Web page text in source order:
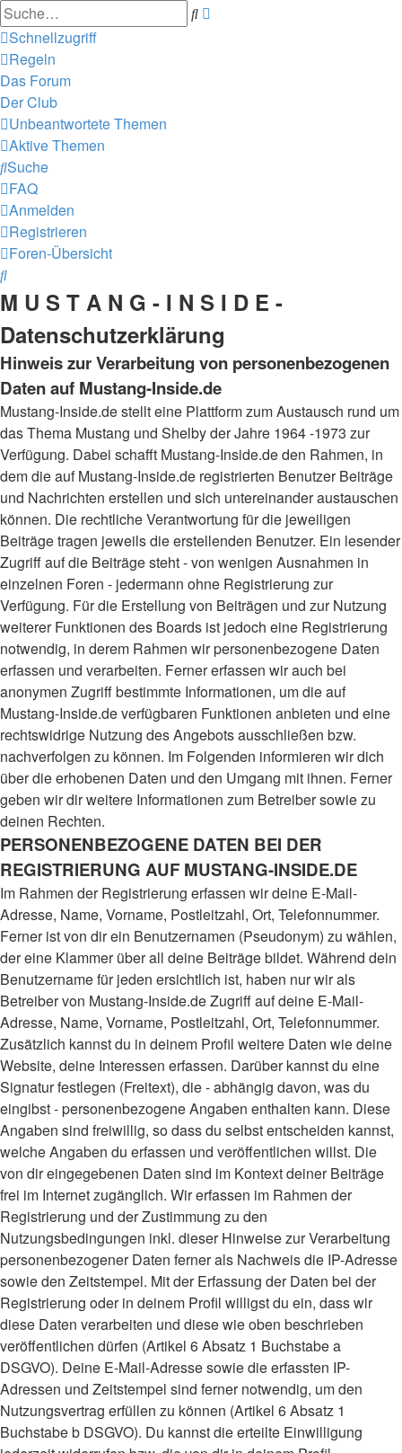
Suche
Schnellzugriff
Regeln
Das Forum
Der Club
Unbeantwortete Themen
Aktive Themen
Suche
FAQ
Anmelden
Registrieren
Foren-Übersicht
Suche
M U S T A N G - I N S I D E -
Datenschutzerklärung
Hinweis zur Verarbeitung von personenbezogenen
Daten auf Mustang-Inside.de
Mustang-Inside.de stellt eine Plattform zum Austausch rund um
das Thema Mustang und Shelby der Jahre 1964 -1973 zur
Verfügung. Dabei schafft Mustang-Inside.de den Rahmen, in
dem die auf Mustang-Inside.de registrierten Benutzer Beiträge
und Nachrichten erstellen und sich untereinander austauschen
können. Die rechtliche Verantwortung für die jeweiligen
Beiträge tragen jeweils die erstellenden Benutzer. Ein lesender
Zugriff auf die Beiträge steht - von wenigen Ausnahmen in
einzelnen Foren - jedermann ohne Registrierung zur
Verfügung. Für die Erstellung von Beiträgen und zur Nutzung
weiterer Funktionen des Boards ist jedoch eine Registrierung
notwendig, in derem Rahmen wir personenbezogene Daten
erfassen und verarbeiten. Ferner erfassen wir auch bei
anonymen Zugriff bestimmte Informationen, um die auf
Mustang-Inside.de verfügbaren Funktionen anbieten und eine
rechtswidrige Nutzung des Angebots ausschließen bzw.
nachverfolgen zu können. Im Folgenden informieren wir dich
über die erhobenen Daten und den Umgang mit ihnen. Ferner
geben wir dir weitere Informationen zum Betreiber sowie zu
deinen Rechten.
PERSONENBEZOGENE DATEN BEI DER
REGISTRIERUNG AUF MUSTANG-INSIDE.DE
Im Rahmen der Registrierung erfassen wir deine E-Mail-
Adresse, Name, Vorname, Postleitzahl, Ort, Telefonnummer.
Ferner ist von dir ein Benutzernamen (Pseudonym) zu wählen,
der eine Klammer über all deine Beiträge bildet. Während dein
Benutzername für jeden ersichtlich ist, haben nur wir als
Betreiber von Mustang-Inside.de Zugriff auf deine E-Mail-
Adresse, Name, Vorname, Postleitzahl, Ort, Telefonnummer.
Zusätzlich kannst du in deinem Profil weitere Daten wie deine
Website, deine Interessen erfassen. Darüber kannst du eine
Signatur festlegen (Freitext), die - abhängig davon, was du
eingibst - personenbezogene Angaben enthalten kann. Diese
Angaben sind freiwillig, so dass du selbst entscheiden kannst,
welche Angaben du erfassen und veröffentlichen willst. Die
von dir eingegebenen Daten sind im Kontext deiner Beiträge
frei im Internet zugänglich. Wir erfassen im Rahmen der
Registrierung und der Zustimmung zu den
Nutzungsbedingungen inkl. dieser Hinweise zur Verarbeitung
personenbezogener Daten ferner als Nachweis die IP-Adresse
sowie den Zeitstempel. Mit der Erfassung der Daten bei der
Registrierung oder in deinem Profil willigst du ein, dass wir
diese Daten verarbeiten und diese wie oben beschrieben
veröffentlichen dürfen (Artikel 6 Absatz 1 Buchstabe a
DSGVO). Deine E-Mail-Adresse sowie die erfassten IP-
Adressen und Zeitstempel sind ferner notwendig, um den
Nutzungsvertrag erfüllen zu können (Artikel 6 Absatz 1
Buchstabe b DSGVO). Du kannst die erteilte Einwilligung